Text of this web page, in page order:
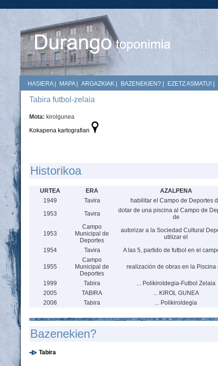
HASIERA| MAPA| ARGAZKIAK BAZENEKIEN? EZETZ ASMATU!
Tabira futbol-zelaia
Mota: kirolgunea
Kokapena kartografian
Historikoa
URTEA ERA
AZALPENA
1949
Tavira
habilitar el Campo de Deportes
1953
Tavira
dotar de una piscina al Campo de
de
1953
Campo
Municipal de
Deportes
autorizar a la Sociedad Cultural
utilizar el
1954
Tavira A las 5, partido de futbol en el
1955
Campo
Municipal de
Deportes
realización de obras en la Piscina
1999 Tabira
... Polikiroldegia-Futbol Zelaia
2005
TABIRA
... KIROL GUNEA
2008
Tabira ... Polikiroldegia
Bazenekien?
Tabira